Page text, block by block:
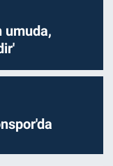
umuda,